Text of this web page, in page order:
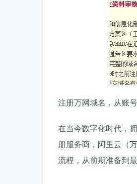
注册万网域名，从账
在当今数字化时代，
册服务商，阿里云（
流程，从前期准备到